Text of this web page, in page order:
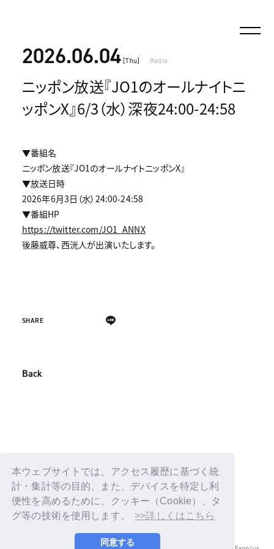
本ウェブサイトでは、アクセス履歴に基づく統
計・集計等の目的、また、デバイスを特定し利
便性を高めるために、クッキー（Cookie）、タ
グ等の技術を使用します。
>>詳しくはこちら
同意する
2026.06.04 [Thu] Radio
ニッポン放送『JO1のオールナイトニ
ッポンX』6/3（水）深夜24:00-24:58
▼番組名
ニッポン放送『JO1のオールナイトニッポンX』
▼放送日時
2026年6月3日（水）24:00-24:58
▼番組HP
https://twitter.com/JO1_ANNX
後藤威尊、西洸人が出演いたします。
SHARE
Back